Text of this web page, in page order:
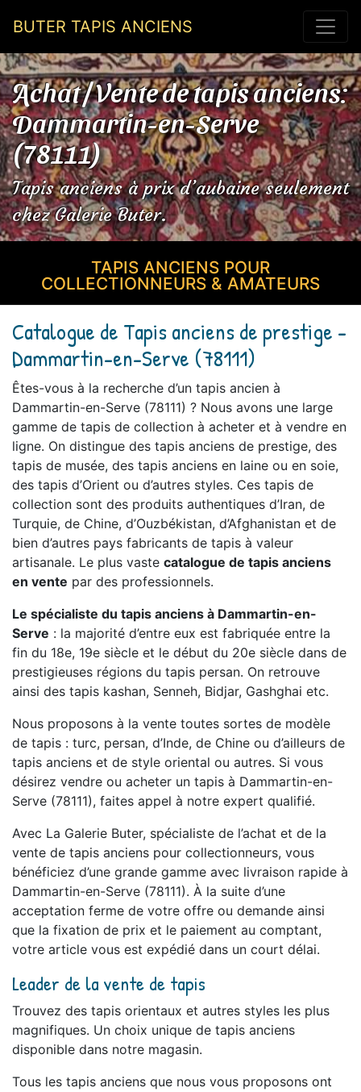
BUTER TAPIS ANCIENS
Achat / Vente de tapis anciens:
Dammartin-en-Serve
(78111)
Tapis anciens à prix d’aubaine seulement
chez Galerie Buter.
TAPIS ANCIENS POUR
COLLECTIONNEURS & AMATEURS
Catalogue de Tapis anciens de prestige -
Dammartin-en-Serve (78111)
Êtes-vous à la recherche d’un tapis ancien à
Dammartin-en-Serve (78111) ? Nous avons une large
gamme de tapis de collection à acheter et à vendre en
ligne. On distingue des tapis anciens de prestige, des
tapis de musée, des tapis anciens en laine ou en soie,
des tapis d’Orient ou d’autres styles. Ces tapis de
collection sont des produits authentiques d’Iran, de
Turquie, de Chine, d’Ouzbékistan, d’Afghanistan et de
bien d’autres pays fabricants de tapis à valeur
artisanale. Le plus vaste catalogue de tapis anciens
en vente par des professionnels.
Le spécialiste du tapis anciens à Dammartin-en-
Serve : la majorité d’entre eux est fabriquée entre la
fin du 18e, 19e siècle et le début du 20e siècle dans de
prestigieuses régions du tapis persan. On retrouve
ainsi des tapis kashan, Senneh, Bidjar, Gashghai etc.
Nous proposons à la vente toutes sortes de modèle
de tapis : turc, persan, d’Inde, de Chine ou d’ailleurs de
tapis anciens et de style oriental ou autres. Si vous
désirez vendre ou acheter un tapis à Dammartin-en-
Serve (78111), faites appel à notre expert qualifié.
Avec La Galerie Buter, spécialiste de l’achat et de la
vente de tapis anciens pour collectionneurs, vous
bénéficiez d’une grande gamme avec livraison rapide à
Dammartin-en-Serve (78111). À la suite d’une
acceptation ferme de votre offre ou demande ainsi
que la fixation de prix et le paiement au comptant,
votre article vous est expédié dans un court délai.
Leader de la vente de tapis
Trouvez des tapis orientaux et autres styles les plus
magnifiques. Un choix unique de tapis anciens
disponible dans notre magasin.
Tous les tapis anciens que nous vous proposons ont